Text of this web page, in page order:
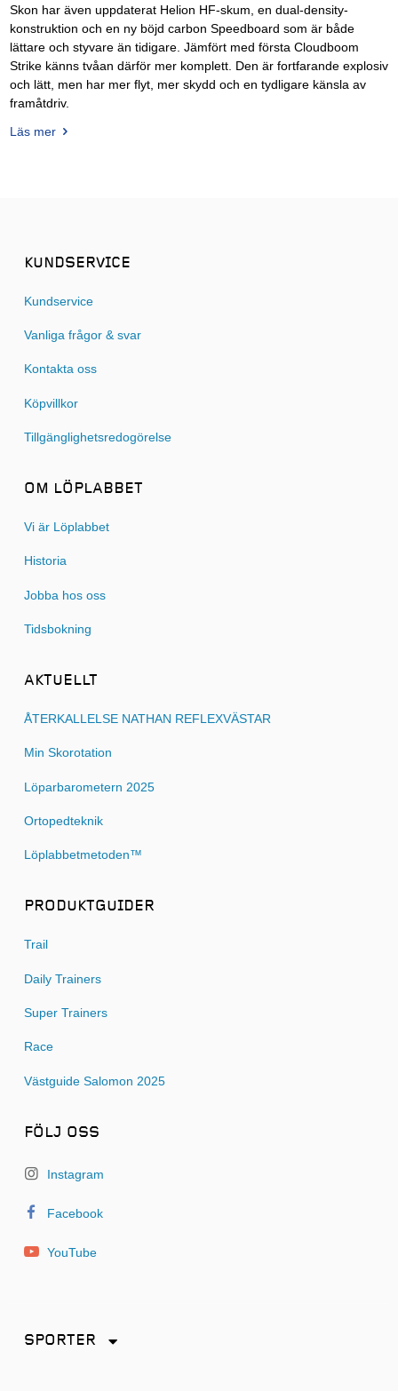
Skon har även uppdaterat Helion HF-skum, en dual-density-
konstruktion och en ny böjd carbon Speedboard som är både
lättare och styvare än tidigare. Jämfört med första Cloudboom
Strike känns tvåan därför mer komplett. Den är fortfarande explosiv
och lätt, men har mer flyt, mer skydd och en tydligare känsla av
framåtdriv.
Läs mer
KUNDSERVICE
Kundservice
Vanliga frågor & svar
Kontakta oss
Köpvillkor
Tillgänglighetsredogörelse
OM LÖPLABBET
Vi är Löplabbet
Historia
Jobba hos oss
Tidsbokning
AKTUELLT
ÅTERKALLELSE NATHAN REFLEXVÄSTAR
Min Skorotation
Löparbarometern 2025
Ortopedteknik
Löplabbetmetoden™
PRODUKTGUIDER
Trail
Daily Trainers
Super Trainers
Race
Västguide Salomon 2025
FÖLJ OSS
Instagram
Facebook
YouTube
SPORTER